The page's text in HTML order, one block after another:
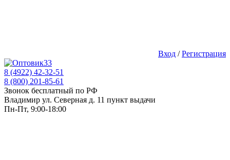
Вход /Регистрация
8 (4922) 42-32-51
8 (800) 201-85-61
Звонок бесплатный по РФ
Владимир ул. Северная д. 11 пункт выдачи
Пн-Пт, 9:00-18:00